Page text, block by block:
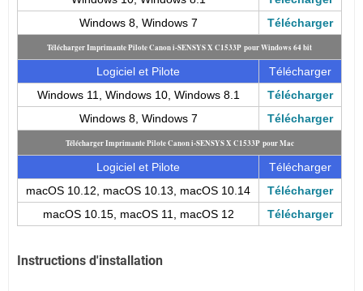
Windows 8, Windows 7
Télécharger
Télécharger Imprimante Pilote Canon i-SENSYS X C1533P pour Windows 64 bit
Logiciel et Pilote
Télécharger
Windows 11, Windows 10, Windows 8.1
Télécharger
Windows 8, Windows 7
Télécharger
Télécharger Imprimante Pilote Canon i-SENSYS X C1533P pour Mac
Logiciel et Pilote
Télécharger
macOS 10.12, macOS 10.13, macOS 10.14
Télécharger
macOS 10.15, macOS 11, macOS 12
Télécharger
Instructions d'installation